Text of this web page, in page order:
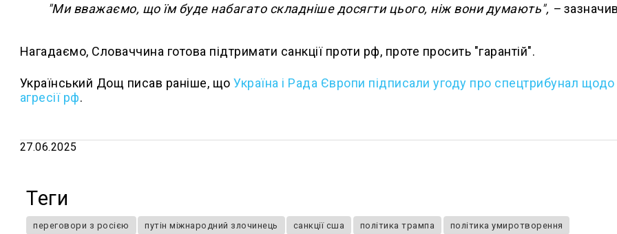
"Ми вважаємо, що їм буде набагато складніше досягти цього, ніж вони думають", –
Нагадаємо, Словаччина готова підтримати санкції проти рф, проте просить "гарантій".
Український Дощ писав раніше, щоУкраїна і Рада Європи підписали угоду про спецтрибунал
агресії рф.
27.06.2025
Теги
переговори з росією путін міжнародний злочинець санкції сша політика трампа політика умиротворення